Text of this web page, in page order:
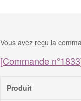
Vous avez reçu la
[Commande
Produit